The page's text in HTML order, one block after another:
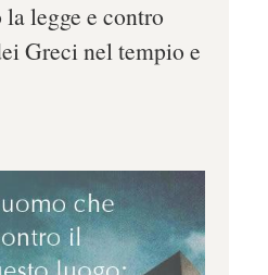
legge e contro
Greci nel tempio e